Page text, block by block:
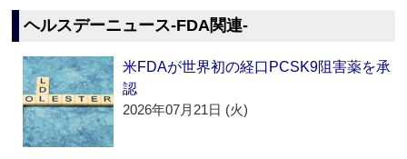
ヘルスデーニュース‐FDA関連‐
米FDAが世界初の経口PCSK9阻害薬を承
認
2026年07月21日 (火)